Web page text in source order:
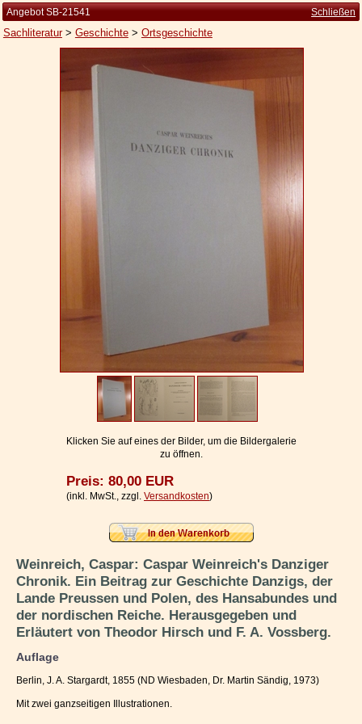
Zur Person
Die Brockhaus Auflagen
Zu den Angeboten
Geschäftsbedingungen
Datenschutzerklärung
Impressum / Kontakt
Vertrag widerrufen
Ihr Warenkorb
Angebot SB-21541 Schließen
Sachliteratur> Geschichte> Ortsgeschichte
Klicken Sie auf eines der Bilder, um die Bildergalerie
zu öffnen.
Preis: 80,00 EUR
(inkl. MwSt., zzgl. Versandkosten)
Weinreich, Caspar: Caspar Weinreich's Danziger
Chronik. Ein Beitrag zur Geschichte Danzigs, der
Lande Preussen und Polen, des Hansabundes und
der nordischen Reiche. Herausgegeben und
Erläutert von Theodor Hirsch und F. A. Vossberg.
Auflage
Berlin, J. A. Stargardt, 1855 (ND Wiesbaden, Dr. Martin Sändig, 1973)
Mit zwei ganzseitigen Illustrationen.